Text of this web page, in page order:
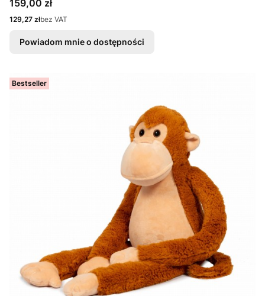
Cena
159,00 zł
Cena
129,27 złbez VAT
Powiadom mnie o dostępności
Bestseller